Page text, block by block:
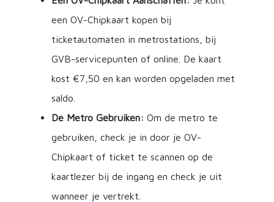
een OV-Chipkaart kopen bij
ticketautomaten in metrostations, bij
GVB-servicepunten of online. De kaart
kost €7,50 en kan worden opgeladen met
saldo.
De Metro Gebruiken: Om de metro te
gebruiken, check je in door je OV-
Chipkaart of ticket te scannen op de
kaartlezer bij de ingang en check je uit
wanneer je vertrekt.